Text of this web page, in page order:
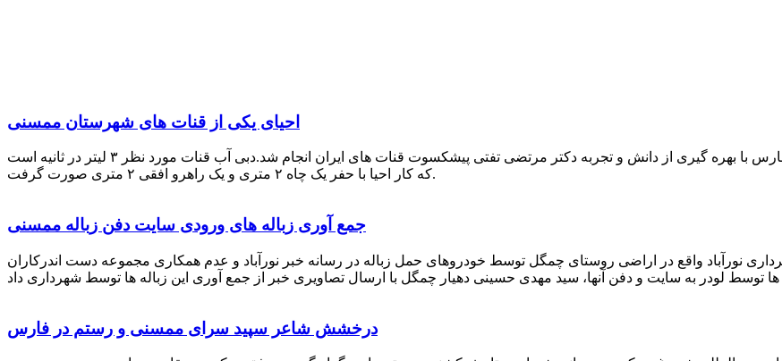
احیای یکی از قنات های شهرستان ممسنی
احیای این قنات به گفته علیرضا ظهیر امامی رئیس کانون کارآفرینی فارس با بهره گیری از دانش و تجربه دکتر مرتضی تفتی پیشکسوت قنات های ایران انجام شد.دبی آب قنات مورد نظر ۳ لیتر در ثانیه است
که کار احیا با حفر یک چاه ۲ متری و یک راهرو افقی ۲ متری صورت گرفت.
جمع آوری زباله های ورودی سایت دفن زباله ممسنی
نورآباد واقع در اراضی روستای چمگل توسط خودروهای حمل زباله در رسانه خبر نورآباد و عدم همکاری مجموعه دست اندرکاران
درخشش شاعر سپید سرای ممسنی و رستم در فارس